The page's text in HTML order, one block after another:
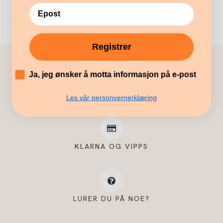
FRI FRAKT OVER 1.000,-
KLARNA OG VIPPS
LURER DU PÅ NOE?
Registrer
´ Ja, jeg ønsker å motta informasjon på e-post
Les vår personvernerklæring